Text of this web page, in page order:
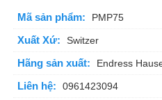
Mã sản phẩm: PMP75
Xuất Xứ: Switzer
Hãng sản xuất: Endress
Liên hệ: 0961423094